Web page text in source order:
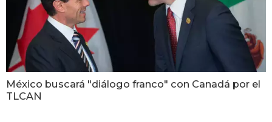
México buscará "diálogo franco" con Canadá por el
TLCAN